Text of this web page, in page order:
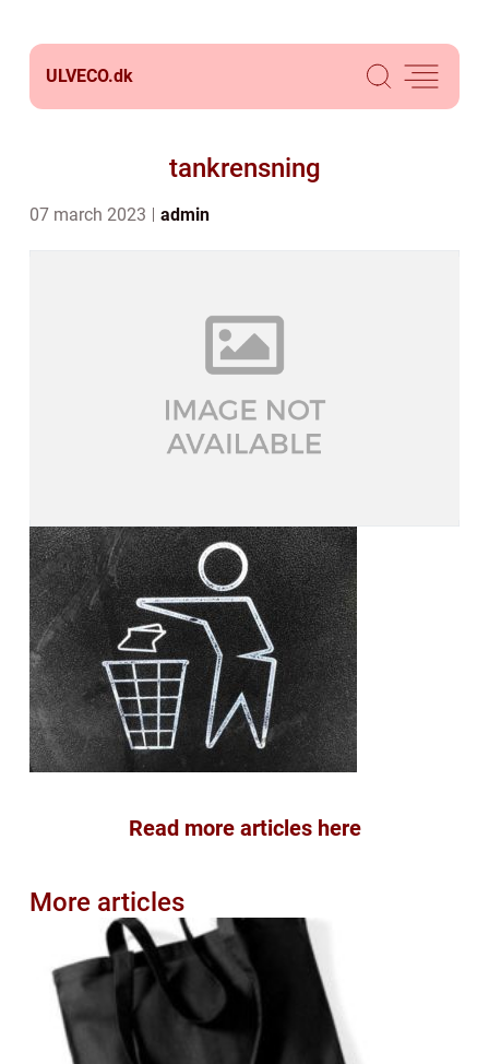
ULVECO.dk
tankrensning
07 march 2023 admin
Read more articles here
More articles